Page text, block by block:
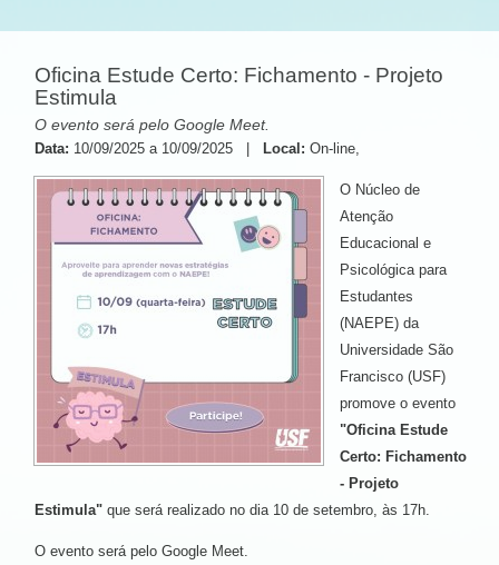
Oficina Estude Certo: Fichamento - Projeto
Estimula
O evento será pelo Google Meet.
Data: 10/09/2025 a 10/09/2025 | Local: On-line,
O Núcleo de
Atenção
Educacional e
Psicológica para
Estudantes
(NAEPE) da
Universidade São
Francisco (USF)
promove o evento
"Oficina Estude
Certo: Fichamento
- Projeto
Estimula" que será realizado no dia 10 de setembro, às 17h.
O evento será pelo Google Meet.